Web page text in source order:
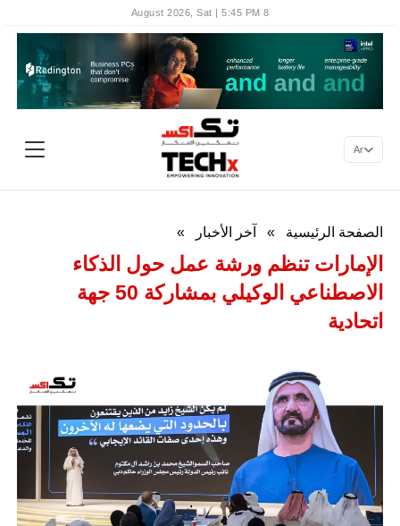
8 August 2026, Sat | 5:45 PM
Ar
الصفحة الرئيسية » آخر الأخبار »
الإمارات تنظم ورشة عمل حول الذكاء
الاصطناعي الوكيلي بمشاركة 50 جهة
اتحادية